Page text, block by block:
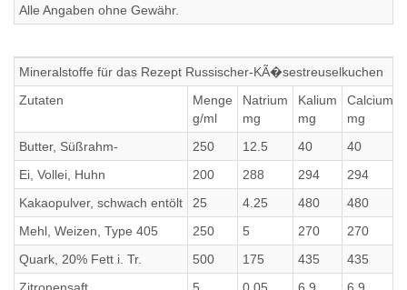
Alle Angaben ohne Gewähr.
Mineralstoffe für das Rezept Russischer-KÃ�sestreuselkuchen
Zutaten
Menge
g/ml
Natrium
mg
Kalium
mg
Calcium
mg
Butter, Süßrahm-
250 12.5 40 40
Ei, Vollei, Huhn
200 288 294 294
Kakaopulver, schwach entölt
25 4.25 480 480
Mehl, Weizen, Type 405
250 5 270 270
Quark, 20% Fett i. Tr.
500 175 435 435